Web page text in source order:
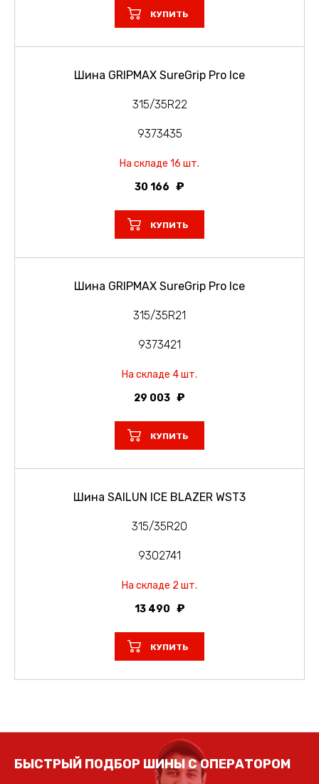
КУПИТЬ
Шина GRIPMAX SureGrip Pro Ice
315/35R22
9373435
На складе 16 шт.
30 166
КУПИТЬ
Шина GRIPMAX SureGrip Pro Ice
315/35R21
9373421
На складе 4 шт.
29 003
КУПИТЬ
Шина SAILUN ICE BLAZER WST3
315/35R20
9302741
На складе 2 шт.
13 490
КУПИТЬ
БЫСТРЫЙ ПОДБОР ШИНЫ С ОПЕРАТОРОМ